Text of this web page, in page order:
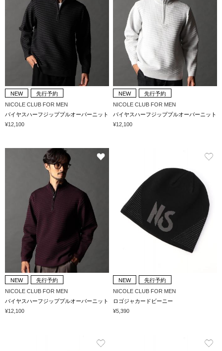
NEW
先行予約
NICOLE CLUB FOR MEN
バイヤスハーフジッププルオーバーニット
¥12,100
NEW
先行予約
NICOLE CLUB FOR MEN
バイヤスハーフジッププルオーバーニット
¥12,100
NEW
先行予約
NICOLE CLUB FOR MEN
バイヤスハーフジッププルオーバーニット
¥12,100
NEW
先行予約
NICOLE CLUB FOR MEN
ロゴジャカードビーニー
¥5,390